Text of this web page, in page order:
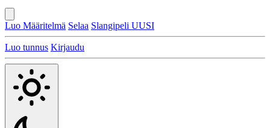
Luo Määritelmä Selaa Slangipeli UUSI
Luo tunnus Kirjaudu